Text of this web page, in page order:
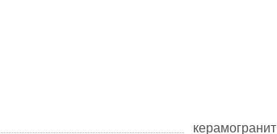
керамогранит